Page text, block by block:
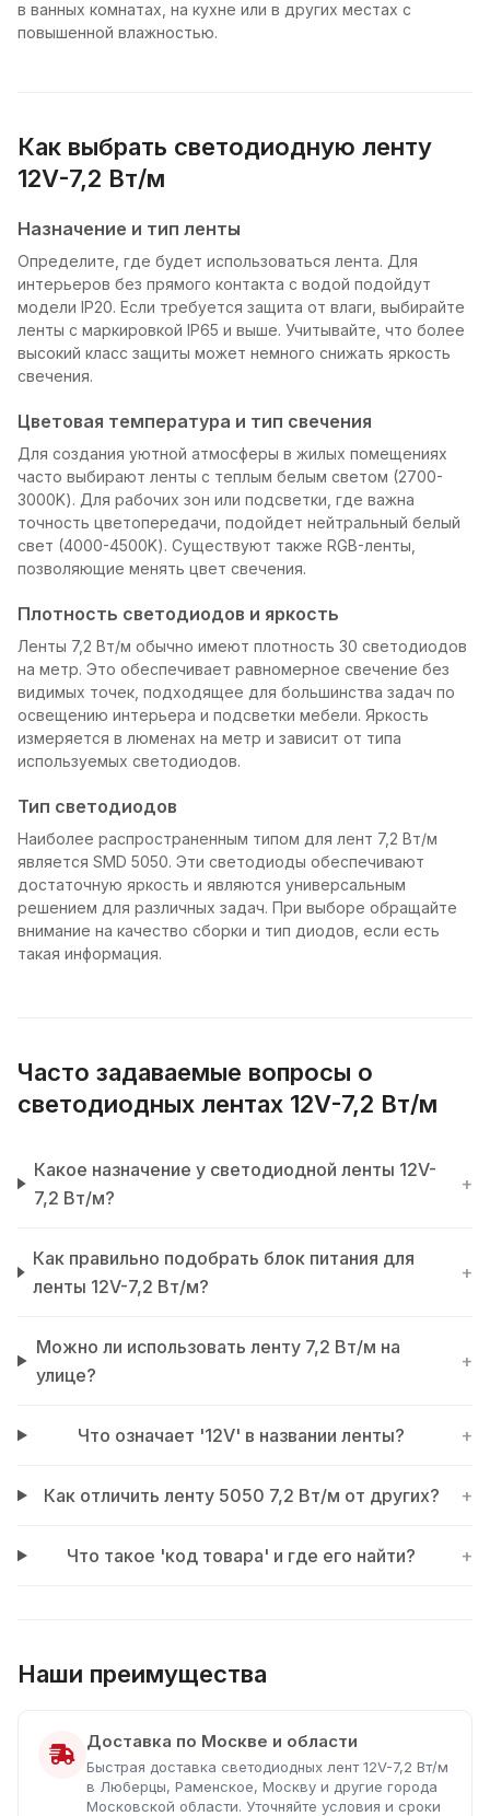
в ванных комнатах, на кухне или в других местах с
повышенной влажностью.
Как выбрать светодиодную ленту
12V-7,2 Вт/м
Назначение и тип ленты
Определите, где будет использоваться лента. Для
интерьеров без прямого контакта с водой подойдут
модели IP20. Если требуется защита от влаги, выбирайте
ленты с маркировкой IP65 и выше. Учитывайте, что более
высокий класс защиты может немного снижать яркость
свечения.
Цветовая температура и тип свечения
Для создания уютной атмосферы в жилых помещениях
часто выбирают ленты с теплым белым светом (2700-
3000K). Для рабочих зон или подсветки, где важна
точность цветопередачи, подойдет нейтральный белый
свет (4000-4500K). Существуют также RGB-ленты,
позволяющие менять цвет свечения.
Плотность светодиодов и яркость
Ленты 7,2 Вт/м обычно имеют плотность 30 светодиодов
на метр. Это обеспечивает равномерное свечение без
видимых точек, подходящее для большинства задач по
освещению интерьера и подсветки мебели. Яркость
измеряется в люменах на метр и зависит от типа
используемых светодиодов.
Тип светодиодов
Наиболее распространенным типом для лент 7,2 Вт/м
является SMD 5050. Эти светодиоды обеспечивают
достаточную яркость и являются универсальным
решением для различных задач. При выборе обращайте
внимание на качество сборки и тип диодов, если есть
такая информация.
Часто задаваемые вопросы о
светодиодных лентах 12V-7,2 Вт/м
Какое назначение у светодиодной ленты 12V-
7,2 Вт/м?
+
Как правильно подобрать блок питания для
ленты 12V-7,2 Вт/м?
+
Можно ли использовать ленту 7,2 Вт/м на
улице?
+
Что означает '12V' в названии ленты? +
Как отличить ленту 5050 7,2 Вт/м от других? +
Что такое 'код товара' и где его найти? +
Наши преимущества
Доставка по Москве и области
Быстрая доставка светодиодных лент 12V-7,2 Вт/м
в Люберцы, Раменское, Москву и другие города
Московской области. Уточняйте условия и сроки